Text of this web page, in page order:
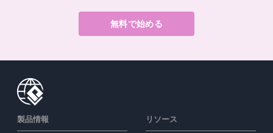
無料で始める
製品情報 リソース